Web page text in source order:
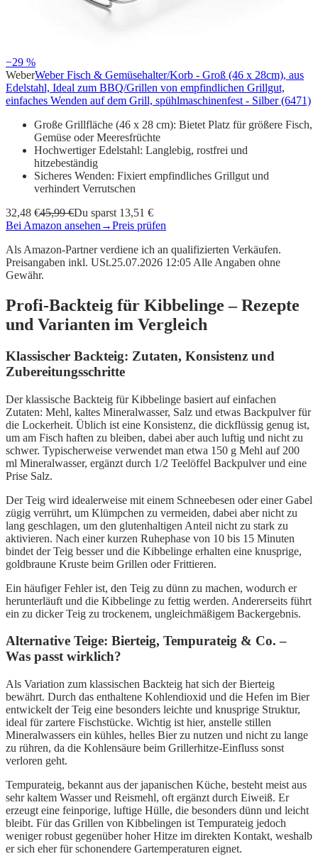
−29 %
WeberWeber Fisch & Gemüsehalter/Korb - Groß (46 x 28cm), aus
Edelstahl, Ideal zum BBQ/Grillen von empfindlichen Grillgut,
einfaches Wenden auf dem Grill, spühlmaschinenfest - Silber (6471)
Große Grillfläche (46 x 28 cm): Bietet Platz für größere Fisch,
Gemüse oder Meeresfrüchte
Hochwertiger Edelstahl: Langlebig, rostfrei und
hitzebeständig
Sicheres Wenden: Fixiert empfindliches Grillgut und
verhindert Verrutschen
32,48 €45,99 €Du sparst 13,51 €
Bei Amazon ansehen →Preis prüfen
Als Amazon-Partner verdiene ich an qualifizierten Verkäufen.
Preisangaben inkl. USt.25.07.2026 12:05 Alle Angaben ohne
Gewähr.
Profi-Backteig für Kibbelinge – Rezepte
und Varianten im Vergleich
Klassischer Backteig: Zutaten, Konsistenz und
Zubereitungsschritte
Der klassische Backteig für Kibbelinge basiert auf einfachen
Zutaten: Mehl, kaltes Mineralwasser, Salz und etwas Backpulver für
die Lockerheit. Üblich ist eine Konsistenz, die dickflüssig genug ist,
um am Fisch haften zu bleiben, dabei aber auch luftig und nicht zu
schwer. Typischerweise verwendet man etwa 150 g Mehl auf 200
ml Mineralwasser, ergänzt durch 1/2 Teelöffel Backpulver und eine
Prise Salz.
Der Teig wird idealerweise mit einem Schneebesen oder einer Gabel
zügig verrührt, um Klümpchen zu vermeiden, dabei aber nicht zu
lang geschlagen, um den glutenhaltigen Anteil nicht zu stark zu
aktivieren. Nach einer kurzen Ruhephase von 10 bis 15 Minuten
bindet der Teig besser und die Kibbelinge erhalten eine knusprige,
goldbraune Kruste beim Grillen oder Frittieren.
Ein häufiger Fehler ist, den Teig zu dünn zu machen, wodurch er
herunterläuft und die Kibbelinge zu fettig werden. Andererseits führt
ein zu dicker Teig zu trockenem, ungleichmäßigem Backergebnis.
Alternative Teige: Bierteig, Tempurateig & Co. –
Was passt wirklich?
Als Variation zum klassischen Backteig hat sich der Bierteig
bewährt. Durch das enthaltene Kohlendioxid und die Hefen im Bier
entwickelt der Teig eine besonders leichte und knusprige Struktur,
ideal für zartere Fischstücke. Wichtig ist hier, anstelle stillen
Mineralwassers ein kühles, helles Bier zu nutzen und nicht zu lange
zu rühren, da die Kohlensäure beim Grillerhitze-Einfluss sonst
verloren geht.
Tempurateig, bekannt aus der japanischen Küche, besteht meist aus
sehr kaltem Wasser und Reismehl, oft ergänzt durch Eiweiß. Er
erzeugt eine feinporige, luftige Hülle, die besonders dünn und leicht
bleibt. Für das Grillen von Kibbelingen ist Tempurateig jedoch
weniger robust gegenüber hoher Hitze im direkten Kontakt, weshalb
er sich eher für schonendere Gartemperaturen eignet.